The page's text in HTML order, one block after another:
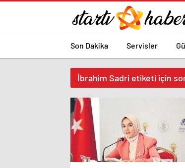
Son Dakika Servisler
İbrahim Sadri etiketi için